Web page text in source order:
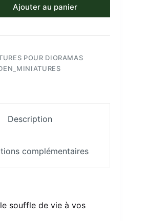
Ajouter au panier
POUR DIORAMAS
Description
complémentaires
souffle de vie à vos